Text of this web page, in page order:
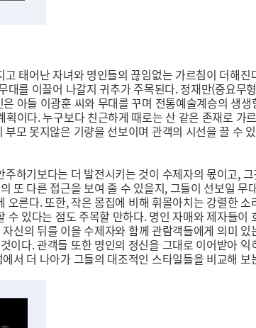
태어난 자녀와 명인들의 끊임없는 가르침이 더해
를 이끌어 나갈지 귀추가 주목된다. 정재만(중요무
아들 이광훈 씨와 무대를 꾸며 전통예술계승의 생
이다. 누구보다 친근하게 때로는 산 같은 존재로 가
모 못지않은 기량을 선보이며 관객의 시선을 끌 수
하기보다는 더 발전시키는 것이 수제자의 몫이고,
다른 접근을 보여 줄 수 있을지, 그들이 선보일 무
른다. 또한, 작은 몸집에 비해 휘몰아치는 강렬한
있다는 점도 주목할 만하다. 명인 자매와 제자들
의 뒤를 이을 수제자와 함께 관람객들에게 의미 있
다. 관객들 또한 명인의 정신을 그대로 이어받아
더 나아가 그들의 대조적인 스타일들을 비교해